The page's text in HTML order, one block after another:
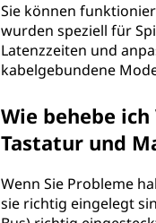
Sie können
wurden speziell für
Latenzzeiten und
kabelgebundene
Wie behebe
Tastatur und
Wenn Sie Probleme
sie richtig eingelegt